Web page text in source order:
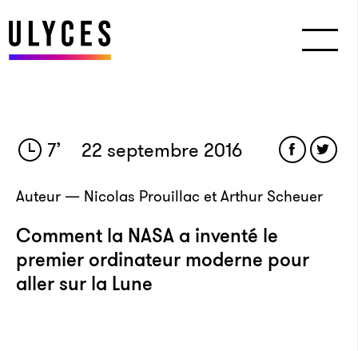
7’ 22 septembre 2016
Auteur — Nicolas Prouillac et Arthur Scheuer
Comment la NASA a inventé le
premier ordinateur moderne pour
aller sur la Lune